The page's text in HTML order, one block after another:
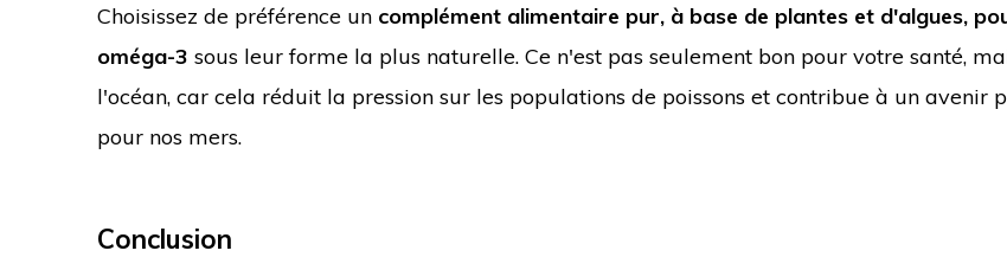
Choisissez de préférence un complément alimentaire pur, à base de plantes et d'algues,
oméga-3 sous leur forme la plus naturelle. Ce n'est pas seulement bon pour votre santé,
l'océan, car cela réduit la pression sur les populations de poissons et contribue à un avenir
pour nos mers.
Conclusion